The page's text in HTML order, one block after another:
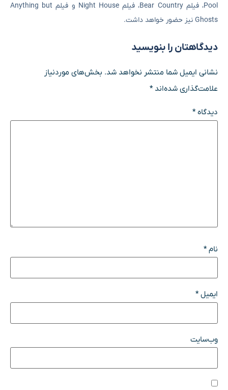
Pool، فیلم Bear Country، فیلم Night House و فیلم Anything but
Ghosts نیز حضور خواهد داشت.
دیدگاهتان را بنویسید
نشانی ایمیل شما منتشر نخواهد شد. بخش‌های موردنیاز
علامت‌گذاری شده‌اند*
دیدگاه*
نام*
ایمیل*
وب‌سایت